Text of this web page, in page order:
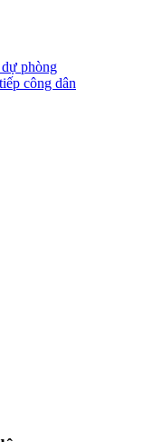
phòng
công dân